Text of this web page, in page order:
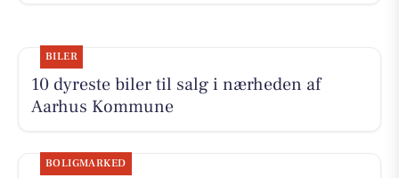
BILER
10 dyreste biler til salg i nærheden af
Aarhus Kommune
BOLIGMARKED